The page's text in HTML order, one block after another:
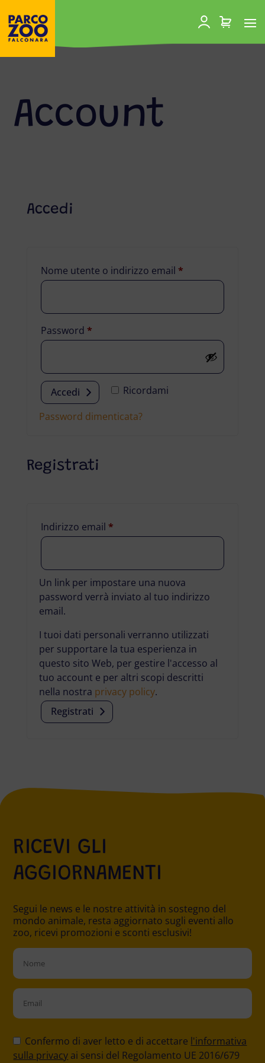
Account
Accedi
Nome utente o indirizzo email *Richiesto
Password *Richiesto
Ricordami
Accedi
Password dimenticata?
Registrati
Indirizzo email *Richiesto
Un link per impostare una nuova
password verrà inviato al tuo indirizzo
email.
I tuoi dati personali verranno utilizzati
per supportare la tua esperienza in
questo sito Web, per gestire l'accesso al
tuo account e per altri scopi descritti
nella nostra privacy policy.
Registrati
RICEVI GLI
AGGIORNAMENTI
Segui le news e le nostre attività in sostegno del
mondo animale, resta aggiornato sugli eventi allo
zoo, ricevi promozioni e sconti esclusivi!
leave
this
Confermo di aver letto e di accettare l'informativa
sulla privacy ai sensi del Regolamento UE 2016/679